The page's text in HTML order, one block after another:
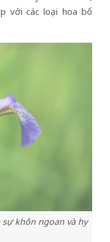
với các loại hoa bổ
khôn ngoan và hy